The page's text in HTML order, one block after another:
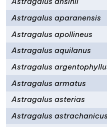
Astragalus aparanensis
Astragalus apollineus
Astragalus aquilanus
Astragalus
Astragalus armatus
Astragalus asterias
Astragalus astrachanicus